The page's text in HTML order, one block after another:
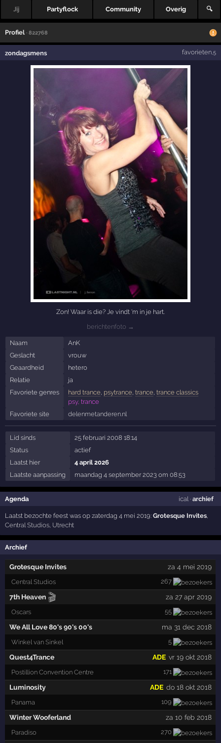
Jij Partyflock Community Overig 🔍
Profiel · 822768
zondagsmens favorieten,5
Zon! Waar is die? Je vindt 'm in je hart.
berichtenfoto →
Naam
AnK
Geslacht
vrouw
Geaardheid
hetero
Relatie
ja
Favoriete genres
hard trance psytrance trance trance classics
psy, trance
Favoriete site
delenmetanderen.nl
Lid sinds
25 februari 2008 18:14
Status
actief
Laatst hier
4 april 2026
Laatste aanpassing
maandag 4 september 2023 om 08:53
Agenda ical· archief
Laatst bezochte feest was op zaterdag 4 mei 2019:Grotesque Invites,
Central Studios, Utrecht
Archief
Grotesque Invites za 4 mei 2019
Central Studios 267
7th Heaven 🎬 za 27 apr 2019
Oscars 55
We All Love 80's 90's 00's ma 31 dec 2018
Winkel van Sinkel 5
Quest4Trance vr 19 okt 2018
ADE
Postillion Convention Centre 171
Luminosity do 18 okt 2018
ADE
Panama 109
Winter Wooferland za 10 feb 2018
Paradiso 270